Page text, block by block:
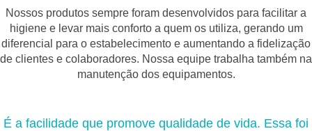
Nossos produtos sempre foram desenvolvidos para facilitar a
higiene e levar mais conforto a quem os utiliza, gerando um
diferencial para o estabelecimento e aumentando a fidelização
de clientes e colaboradores. Nossa equipe trabalha também na
manutenção dos equipamentos.
É a facilidade que promove qualidade de vida. Essa foi